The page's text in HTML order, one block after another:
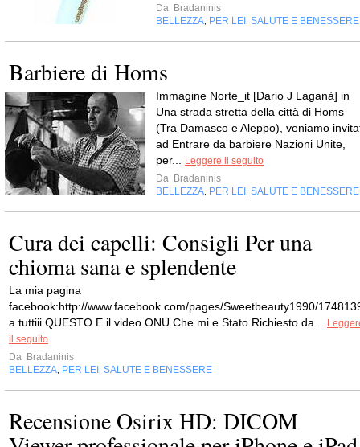
Da Bradaninis
BELLEZZA PER LEI SALUTE E BENESSERE
Barbiere di Homs
Immagine Norte_it [Dario J Laganà] in
Una strada stretta della città di Homs
(Tra Damasco e Aleppo), veniamo
ad Entrare da barbiere Nazioni Unite,
per...
Leggere il seguito
Da Bradaninis
BELLEZZA PER LEI SALUTE E BENESSERE
Cura dei capelli: Consigli Per una
chioma sana e splendente
La mia pagina
facebook:http://www.facebook.com/pages/Sweetbeauty1990/
a tuttiii QUESTO E il video ONU Che mi e Stato Richiesto da...
il seguito
Da Bradaninis
BELLEZZA PER LEI SALUTE E BENESSERE
Recensione Osirix HD: DICOM